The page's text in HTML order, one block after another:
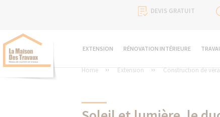
DEVIS GRATUIT
EXTENSION RÉNOVATION INTÉRIEURE
Home Extension Construction de